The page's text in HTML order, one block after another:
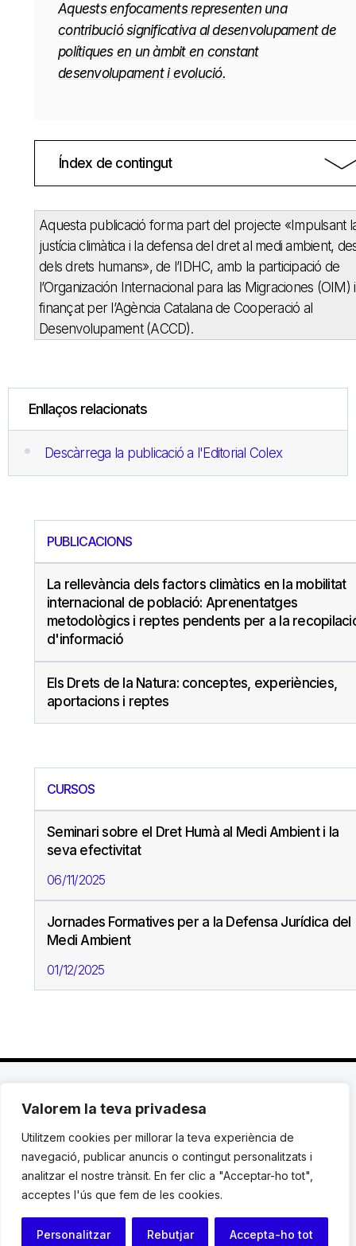
Valorem la teva privadesa
Utilitzem cookies per millorar la teva experiència de
navegació, publicar anuncis o contingut personalitzats i
analitzar el nostre trànsit. En fer clic a "Acceptar-ho tot",
acceptes l'ús que fem de les cookies.
Personalitzar Rebutjar Accepta-ho tot
Aquests enfocaments representen una
contribució significativa al desenvolupament de
polítiques en un àmbit en constant
desenvolupament i evolució.
Índex de contingut
Aquesta publicació forma part del projecte «Impulsant
justícia climàtica i la defensa del dret al medi ambient,
dels drets humans», de l’IDHC, amb la participació de
l’Organización Internacional para las Migraciones (OIM) i
finançat per l’Agència Catalana de Cooperació al
Desenvolupament (ACCD).
Enllaços relacionats
Descàrrega la publicació a l'Editorial Colex
PUBLICACIONS
La rellevància dels factors climàtics en la mobilitat
internacional de població: Aprenentatges
metodològics i reptes pendents per a la
d'informació
Els Drets de la Natura: conceptes, experiències,
aportacions i reptes
CURSOS
Seminari sobre el Dret Humà al Medi Ambient i la
seva efectivitat
06/11/2025
Jornades Formatives per a la Defensa Jurídica del
Medi Ambient
01/12/2025
C. Avinyó 44, 2n | 08002 Barcelona |
119 03 72|institut@idhc.org
© Institut de Drets Humans de Catalunya.
Avis legal|Cookies|Contacte